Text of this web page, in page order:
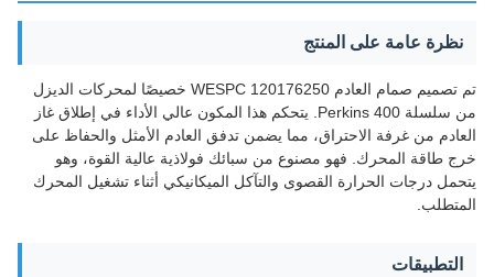
نظرة عامة على المنتج
تم تصميم صمام العادم WESPC 120176250 خصيصًا لمحركات الديزل
من سلسلة Perkins 400. يتحكم هذا المكون عالي الأداء في إطلاق غاز
العادم من غرفة الاحتراق، مما يضمن تدفق العادم الأمثل والحفاظ على
خرج طاقة المحرك. فهو مصنوع من سبائك فولاذية عالية القوة، وهو
يتحمل درجات الحرارة القصوى والتآكل الميكانيكي أثناء تشغيل المحرك
المتطلب.
التطبيقات